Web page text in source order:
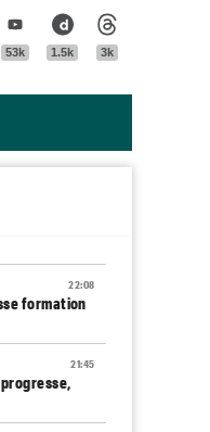
Tok Youtube
53k
Dailymotion
1.5k 3k
22:08
formation
21:45